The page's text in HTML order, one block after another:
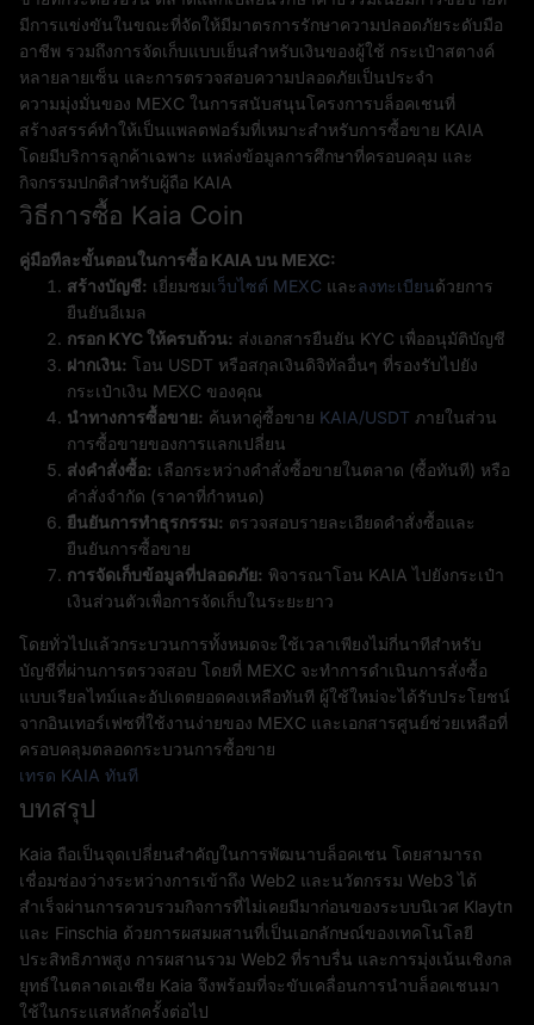
มีการแข่งขันในขณะที่จัดให้มีมาตรการรักษาความปลอดภัยระดับมือ
อาชีพ รวมถึงการจัดเก็บแบบเย็นสำหรับเงินของผู้ใช้ กระเป๋าสตางค์
หลายลายเซ็น และการตรวจสอบความปลอดภัยเป็นประจำ
ความมุ่งมั่นของ MEXC ในการสนับสนุนโครงการบล็อคเชนที่
สร้างสรรค์ทำให้เป็นแพลตฟอร์มที่เหมาะสำหรับการซื้อขาย KAIA
โดยมีบริการลูกค้าเฉพาะ แหล่งข้อมูลการศึกษาที่ครอบคลุม และ
กิจกรรมปกติสำหรับผู้ถือ KAIA
วิธีการซื้อ Kaia Coin
คู่มือทีละขั้นตอนในการซื้อ KAIA บน MEXC:
สร้างบัญชี: เยี่ยมชมเว็บไซต์ MEXC และลงทะเบียนด้วยการ
ยืนยันอีเมล
กรอก KYC ให้ครบถ้วน: ส่งเอกสารยืนยัน KYC เพื่ออนุมัติบัญชี
ฝากเงิน: โอน USDT หรือสกุลเงินดิจิทัลอื่นๆ ที่รองรับไปยัง
กระเป๋าเงิน MEXC ของคุณ
นำทางการซื้อขาย: ค้นหาคู่ซื้อขาย KAIA/USDT ภายในส่วน
การซื้อขายของการแลกเปลี่ยน
ส่งคำสั่งซื้อ: เลือกระหว่างคำสั่งซื้อขายในตลาด (ซื้อทันที) หรือ
คำสั่งจำกัด (ราคาที่กำหนด)
ยืนยันการทำธุรกรรม: ตรวจสอบรายละเอียดคำสั่งซื้อและ
ยืนยันการซื้อขาย
การจัดเก็บข้อมูลที่ปลอดภัย: พิจารณาโอน KAIA ไปยังกระเป๋า
เงินส่วนตัวเพื่อการจัดเก็บในระยะยาว
โดยทั่วไปแล้วกระบวนการทั้งหมดจะใช้เวลาเพียงไม่กี่นาทีสำหรับ
บัญชีที่ผ่านการตรวจสอบ โดยที่ MEXC จะทำการดำเนินการสั่งซื้อ
แบบเรียลไทม์และอัปเดตยอดคงเหลือทันที ผู้ใช้ใหม่จะได้รับประโยชน์
จากอินเทอร์เฟซที่ใช้งานง่ายของ MEXC และเอกสารศูนย์ช่วยเหลือที่
ครอบคลุมตลอดกระบวนการซื้อขาย
เทรด KAIA ทันที
บทสรุป
Kaia ถือเป็นจุดเปลี่ยนสำคัญในการพัฒนาบล็อคเชน โดยสามารถ
เชื่อมช่องว่างระหว่างการเข้าถึง Web2 และนวัตกรรม Web3 ได้
สำเร็จผ่านการควบรวมกิจการที่ไม่เคยมีมาก่อนของระบบนิเวศ Klaytn
และ Finschia ด้วยการผสมผสานที่เป็นเอกลักษณ์ของเทคโนโลยี
ประสิทธิภาพสูง การผสานรวม Web2 ที่ราบรื่น และการมุ่งเน้นเชิงกล
ยุทธ์ในตลาดเอเชีย Kaia จึงพร้อมที่จะขับเคลื่อนการนำบล็อคเชนมา
ใช้ในกระแสหลักครั้งต่อไป